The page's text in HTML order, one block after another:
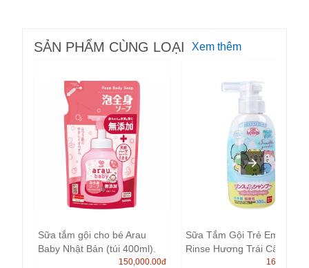
SẢN PHẨM CÙNG LOẠI Xem thêm
Sữa tắm gội cho bé Arau
Baby Nhật Bản (túi 400ml).
150,000.00đ
Sữa Tắm Gội Trẻ Em
Rinse Hương Trái Cây 30...
165,000.00